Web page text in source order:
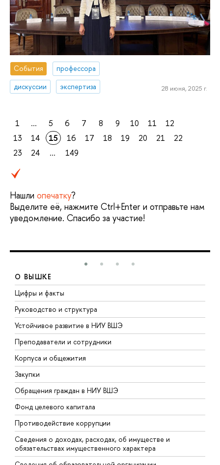
События
профессора
дискуссии
экспертиза 28 июня, 2025 г.
1 ... 5 6 7 8 9 10 11
12
13
14 15 16 17 18 19 20 21
22
23
24 ... 149
Нашли опечатку?
Выделите её, нажмите Ctrl+Enter и отправьте нам
уведомление. Спасибо за участие!
О ВЫШКЕ
Цифры и факты
Руководство и структура
Устойчивое развитие в НИУ ВШЭ
Преподаватели и сотрудники
Корпуса и общежития
Закупки
Обращения граждан в НИУ ВШЭ
Фонд целевого капитала
Противодействие коррупции
Сведения о доходах, расходах, об имуществе и
обязательствах имущественного характера